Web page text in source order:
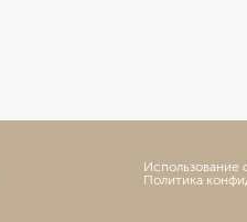
Использование
Политика